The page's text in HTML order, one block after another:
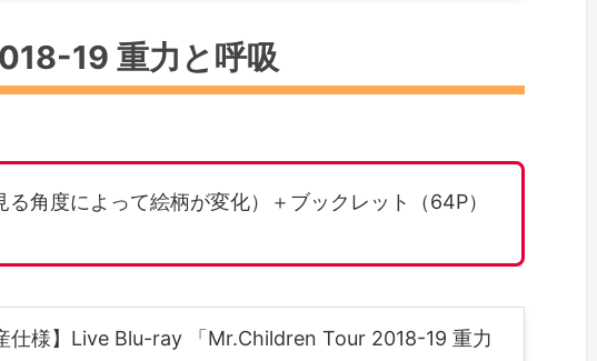
19 重力と呼吸
角度によって絵柄が変化）＋ブックレット（64P）
仕様】Live Blu-ray 「Mr.Children Tour 2018-19 重力